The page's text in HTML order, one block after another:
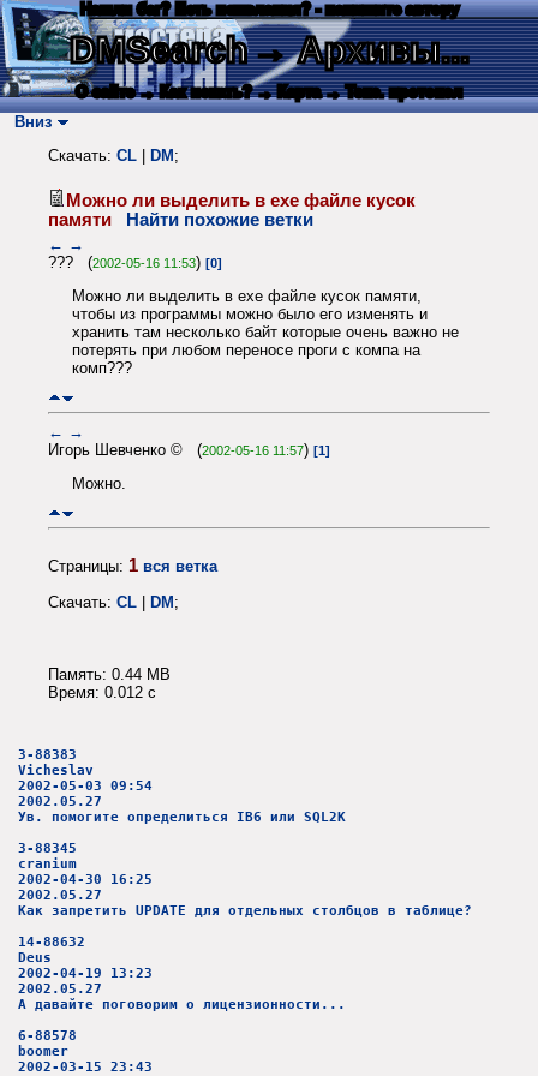
Нашли баг? Есть пожелания? - напишите автору
DMSearch→ Архивы...
О сайте → Как искать? → Карта → Текс. протокол
Вниз
Скачать: CL DM ;
Можно ли выделить в exe файле кусок
памяти
Найти похожие ветки
← →
??? (2002-05-16 11:53) [0]
Можно ли выделить в exe файле кусок памяти,
чтобы из программы можно было его изменять и
хранить там несколько байт которые очень важно не
потерять при любом переносе проги с компа на
комп???
← →
Игорь Шевченко © (2002-05-16 11:57) [1]
Можно.
Страницы: 1 вся ветка
Скачать: CL DM ;
Память: 0.44 MB
Время: 0.012 c
3-88383
Vicheslav
2002-05-03 09:54
2002.05.27
Ув. помогите определиться IB6 или SQL2K
3-88345
cranium
2002-04-30 16:25
2002.05.27
Как запретить UPDATE для отдельных столбцов в таблице?
14-88632
Deus
2002-04-19 13:23
2002.05.27
А давайте поговорим о лицензионности...
6-88578
boomer
2002-03-15 23:43